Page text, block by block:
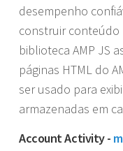
desempenho
construir conteúdo
biblioteca AMP JS
páginas HTML do
ser usado para
armazenadas em
Account Activity -